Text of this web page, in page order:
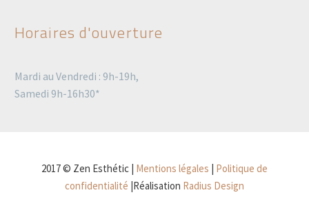
Horaires d'ouverture
Mardi au Vendredi : 9h-19h,
Samedi 9h-16h30*
2017 © Zen Esthétic | Mentions légales
Politique de
confidentialité |Réalisation Radius Design